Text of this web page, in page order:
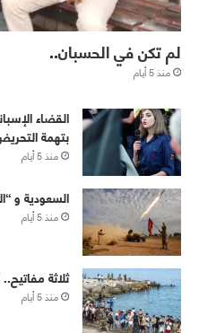
لم تكن في الحسبان..
منذ 5 أيام
القضاء
بتهمة
منذ 5 أيام
‏⁧‫السعودية‬⁩ و
منذ 5 أيام
ثلاثة
منذ 5 أيام